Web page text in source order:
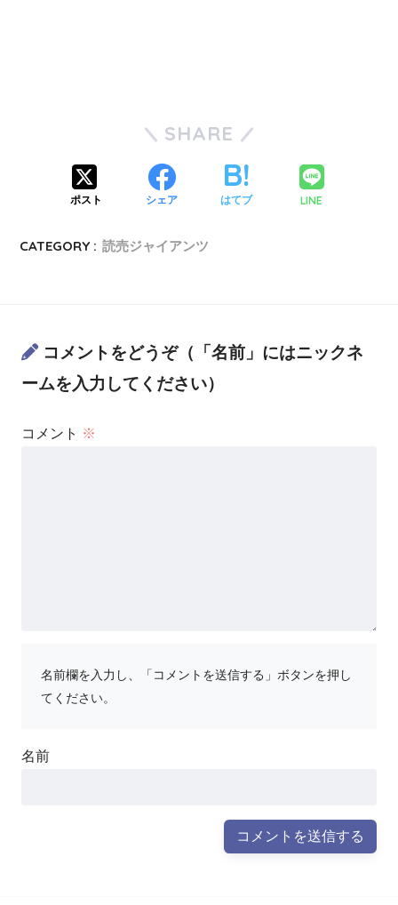
SHARE
ポスト シェア はてブ LINE
CATEGORY : 読売ジャイアンツ
コメントをどうぞ（「名前」にはニックネ
ームを入力してください）
コメント ※
名前欄を入力し、「コメントを送信する」ボタンを押し
てください。
名前